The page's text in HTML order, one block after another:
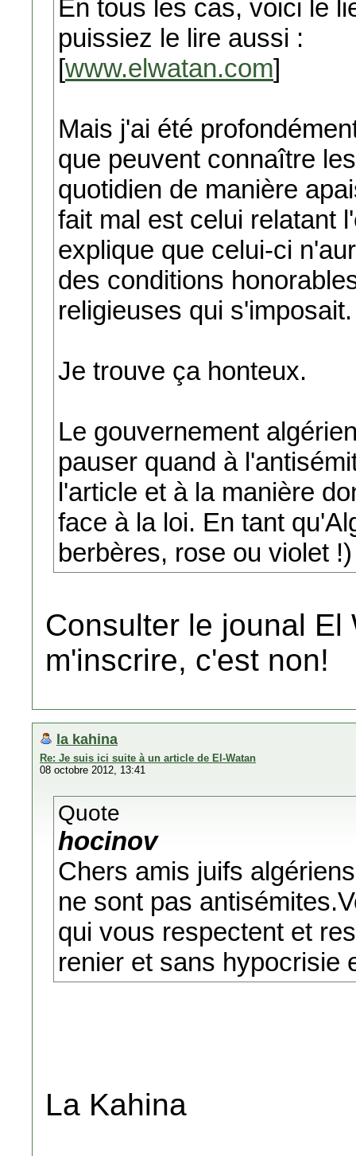
En tous les cas, voici le
puissiez le lire aussi :
[www.elwatan.com]
Mais j'ai été
que peuvent connaître
quotidien de manière
fait mal est celui relatant
explique que celui-ci
des conditions
religieuses qui s'imposait.
Je trouve ça honteux.
Le gouvernement
pauser quand à
l'article et à la manière
face à la loi. En tant
berbères, rose ou violet
Consulter le jounal
m'inscrire, c'est non!
la kahina
Re: Je suis ici suite à un article de El-Watan
08 octobre 2012, 13:41
Quote
hocinov
Chers amis juifs
ne sont pas
qui vous respectent et
renier et sans hypocrisie
La Kahina